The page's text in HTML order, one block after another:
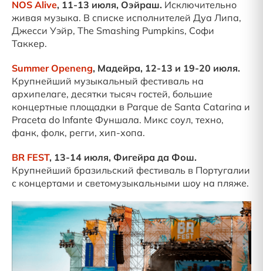
NOS Alive, 11-13 июля, Оэйраш. Исключительно
живая музыка. В списке исполнителей Дуа Липа,
Джесси Уэйр, The Smashing Pumpkins, Софи
Таккер.
Summer Openeng, Мадейра, 12-13 и 19-20 июля.
Крупнейший музыкальный фестиваль на
архипелаге, десятки тысяч гостей, большие
концертные площадки в Parque de Santa Catarina и
Praceta do Infante Фуншала. Микс соул, техно,
фанк, фолк, регги, хип-хопа.
BR FEST, 13-14 июля, Фигейра да Фош.
Крупнейший бразильский фестиваль в Португалии
с концертами и светомузыкальными шоу на пляже.